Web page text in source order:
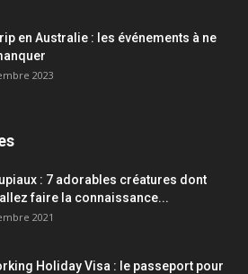
en Australie : les événements à ne
2023
: 7 adorables créatures dont
faire la connaissance...
2021
Holiday Visa : le passeport pour